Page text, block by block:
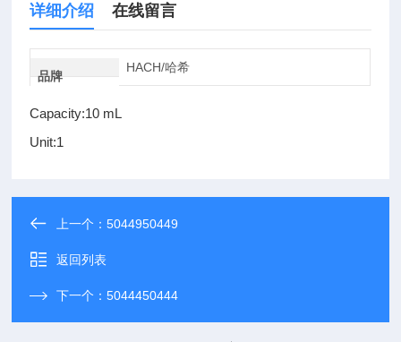
详细介绍 在线留言
品牌
HACH/哈希
Capacity:10 mL
Unit:1
上一个：5044950449
返回列表
下一个：5044450444